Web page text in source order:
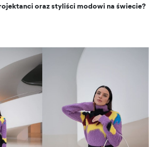
oraz styliści modowi na świecie?